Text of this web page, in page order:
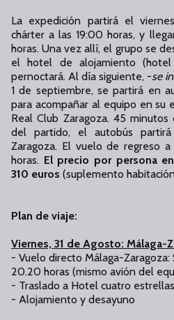
La expedición partirá el
chárter a las 19:00 horas, y
horas. Una vez allí, el grupo se
el hotel de alojamiento (hotel
pernoctará. Al día siguiente, -se
1 de septiembre, se partirá en
para acompañar al equipo en su
Real Club Zaragoza. 45
del partido, el autobús
Zaragoza. El vuelo de regreso
horas. El precio por persona
310 euros (suplemento
Plan de viaje:
Viernes, 31 de Agosto: Málaga-
- Vuelo directo Málaga-
20.20 horas (mismo avión del
- Traslado a Hotel cuatro estrellas
- Alojamiento y desayuno